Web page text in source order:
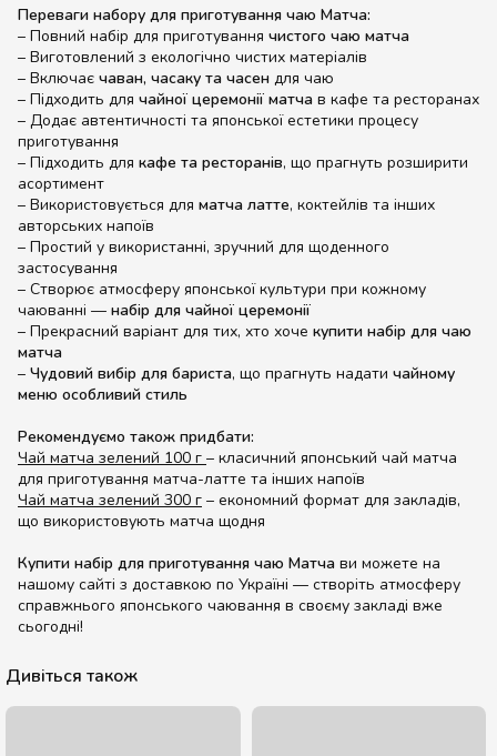
Переваги набору для приготування чаю Матча:
– Повний набір для приготування чистого чаю матча
– Виготовлений з екологічно чистих матеріалів
– Включає чаван, часаку та часен для чаю
– Підходить для чайної церемонії матча в кафе та ресторанах
– Додає автентичності та японської естетики процесу
приготування
– Підходить для кафе та ресторанів, що прагнуть розширити
асортимент
– Використовується для матча латте, коктейлів та інших
авторських напоїв
– Простий у використанні, зручний для щоденного
застосування
– Створює атмосферу японської культури при кожному
чаюванні — набір для чайної церемонії
– Прекрасний варіант для тих, хто хоче купити набір для чаю
матча
– Чудовий вибір для бариста, що прагнуть надати чайному
меню особливий стиль
Рекомендуємо також придбати:
Чай матча зелений 100 г – класичний японський чай матча
для приготування матча-латте та інших напоїв
Чай матча зелений 300 г – економний формат для закладів,
що використовують матча щодня
Купити набір для приготування чаю Матча ви можете на
нашому сайті з доставкою по Україні — створіть атмосферу
справжнього японського чаювання в своєму закладі вже
сьогодні!
Дивіться також